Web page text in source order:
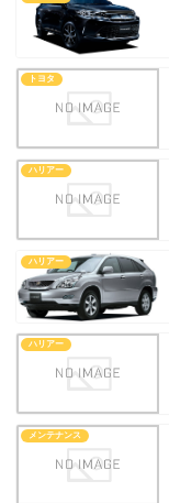
トヨタ
ハリアー
ハリアー
ハリアー
メンテナンス